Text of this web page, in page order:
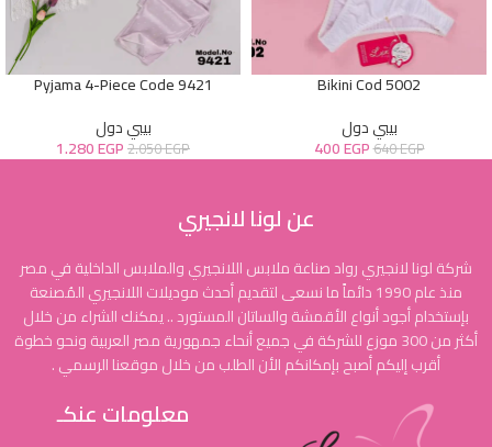
Bikini Cod 5002
بيبي دول
640EGP
400EGP
Pyjama 4-Piece Code 9421
بيبي دول
2.050EGP
1.280EGP
عن لونا لانجيري
شركة لونا لانجيري رواد صناعة ملابس اللانجيري والملابس الداخلية في مصر
منذ عام 1990 دائماً ما نسعى لتقديم أحدث موديلات اللانجيري المُصنعة
بإستخدام أجود أنواع الأقمشة والساتان المستورد .. يمكنك الشراء من خلال
أكثر من 300 موزع للشركة في جميع أنحاء جمهورية مصر العربية ونحو خطوة
أقرب إليكم أصبح بإمكانكم الأن الطلب من خلال موقعنا الرسمي .
معلومات عنكـ